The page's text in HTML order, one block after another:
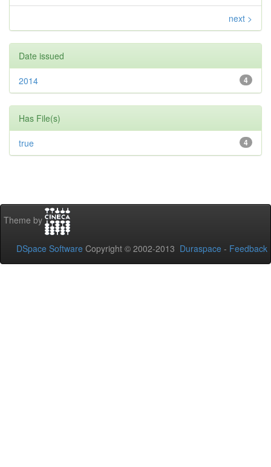
next >
Date issued
4
2014
Has File(s)
4
true
Theme by
DSpace Software Copyright © 2002-2013 Duraspace - Feedback